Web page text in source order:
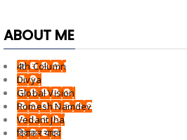
ABOUT ME
4th Column
Divya
Global Vision
Romesh Namdev
Vedant Jha
दिवाकर यादव